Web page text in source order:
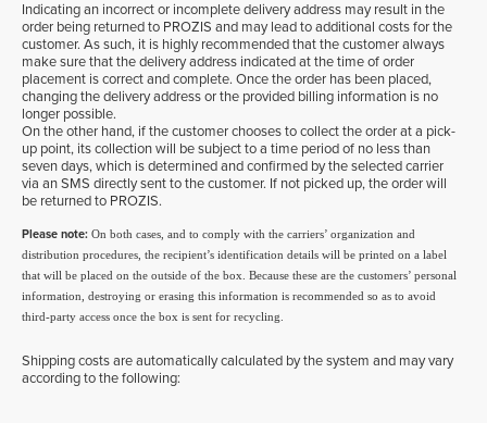
Indicating an incorrect or incomplete delivery address may result in the
order being returned to PROZIS and may lead to additional costs for the
customer. As such, it is highly recommended that the customer always
make sure that the delivery address indicated at the time of order
placement is correct and complete. Once the order has been placed,
changing the delivery address or the provided billing information is no
longer possible.
On the other hand, if the customer chooses to collect the order at a pick-
up point, its collection will be subject to a time period of no less than
seven days, which is determined and confirmed by the selected carrier
via an SMS directly sent to the customer. If not picked up, the order will
be returned to PROZIS.
Please note: On both cases, and to comply with the carriers’ organization and
distribution procedures, the recipient’s identification details will be printed on a label
that will be placed on the outside of the box. Because these are the customers’ personal
information, destroying or erasing this information is recommended so as to avoid
third-party access once the box is sent for recycling.
Shipping costs are automatically calculated by the system and may vary
according to the following: